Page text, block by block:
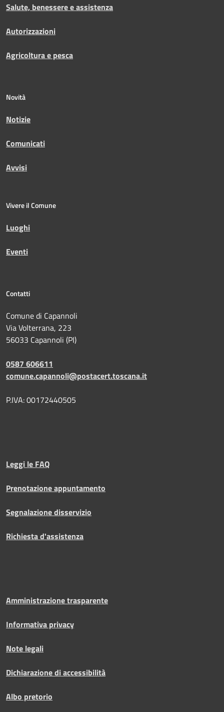
Salute, benessere e assistenza
Autorizzazioni
Agricoltura e pesca
Novità
Notizie
Comunicati
Avvisi
Vivere il Comune
Luoghi
Eventi
Contatti
Comune di Capannoli
Via Volterrana, 223
56033 Capannoli (PI)
0587 606611
comune.capannoli@postacert.toscana.it
P.IVA: 00172440505
Leggi le FAQ
Prenotazione appuntamento
Segnalazione disservizio
Richiesta d'assistenza
Amministrazione trasparente
Informativa privacy
Note legali
Dichiarazione di accessibilità
Albo pretorio